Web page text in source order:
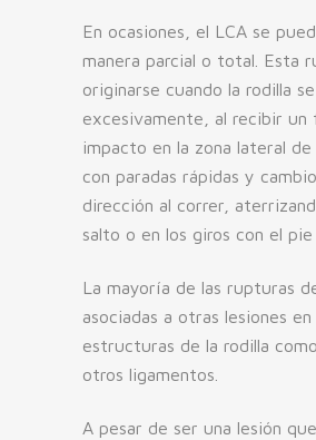
En ocasiones, el LCA se
manera parcial o total. Esta
originarse cuando la rodilla
excesivamente, al recibir un
impacto en la zona lateral de
con paradas rápidas y
dirección al correr,
salto o en los giros con el pie
La mayoría de las rupturas
asociadas a otras lesiones en
estructuras de la rodilla
otros ligamentos.
A pesar de ser una lesión